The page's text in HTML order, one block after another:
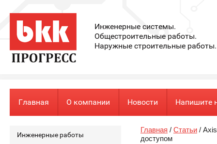
Инженерные системы.
Общестроительные работы.
Наружные строительные работы.
Главная О компании Новости Напишите
Инженерные работы
Главная / Статьи /
доступом